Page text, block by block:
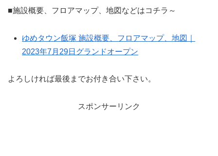
■施設概要、フロアマップ、地図などはコチラ～
ゆめタウン飯塚 施設概要、フロアマップ、地図｜
2023年7月29日グランドオープン
よろしければ最後までお付き合い下さい。
スポンサーリンク